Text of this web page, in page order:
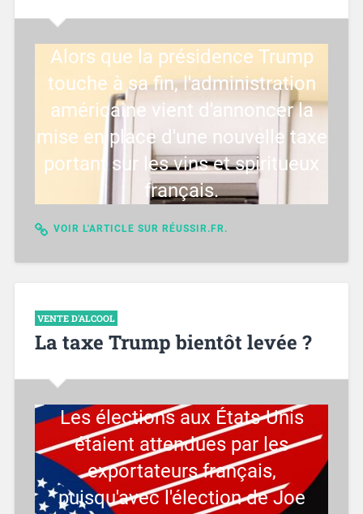
Alors que la présidence Trump
touche à sa fin, l'administration
américaine vient d'annoncer la
mise en place d'une nouvelle taxe
portant sur les vins et spiritueux
français.
VOIR L'ARTICLE SUR RÉUSSIR.FR.
VENTE D'ALCOOL
La taxe Trump bientôt levée ?
Les élections aux États-Unis
étaient attendues par les
exportateurs français,
puisqu'avec l'élection de Joe